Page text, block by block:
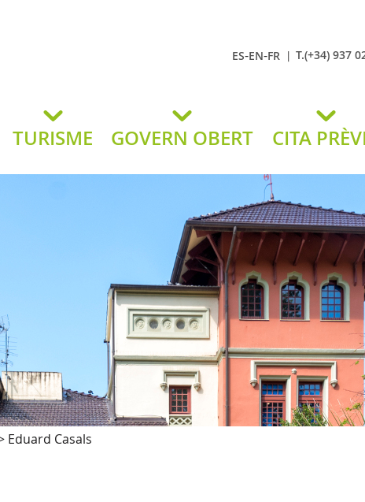
ES-EN-FR T.(+34) 937
TURISME GOVERN OBERT CITA
Eduard Casals